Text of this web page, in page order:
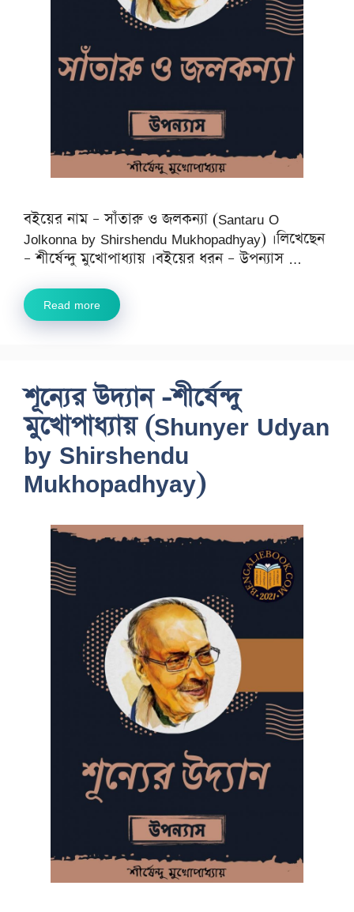
বইয়ের নাম – সাঁতারু ও জলকন্যা (Santaru O
Jolkonna by Shirshendu Mukhopadhyay) ।লিখেছেন
– শীর্ষেন্দু মুখোপাধ্যায় ।বইয়ের ধরন – উপন্যাস …
Read more
শূন্যের উদ্যান -শীর্ষেন্দু
মুখোপাধ্যায় (Shunyer Udyan
by Shirshendu
Mukhopadhyay)